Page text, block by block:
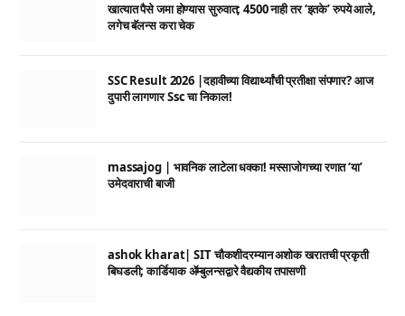
खात्यात पैसे जमा होण्यास सुरुवात; 4500 नाही तर ‘इतके’ रुपये आले,
लगेच बॅलन्स करा चेक
SSC Result 2026 |दहावीच्या विद्यार्थ्यांची प्रतीक्षा संपणार? आज
दुपारी लागणार Ssc चा निकाल!
massajog | भावनिक लाटेला धक्का! मस्साजोगच्या रणात ‘या’
उमेदवाराची बाजी
ashok kharat| SIT चौकशीदरम्यान अशोक खरातची प्रकृती
बिघडली; कार्डियाक ॲम्बुलन्सद्वारे वैद्यकीय तपासणी